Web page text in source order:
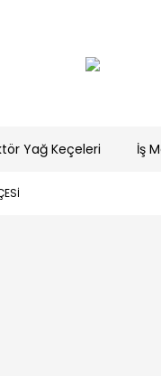
Yağ Keçeleri İş